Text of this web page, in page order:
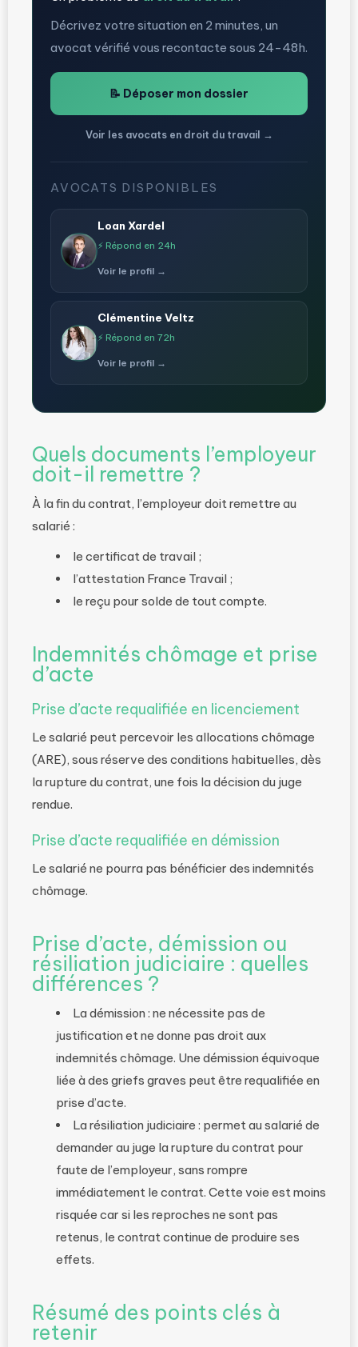
Décrivez votre situation en 2 minutes, un
avocat vérifié vous recontacte sous 24-48h.
📝 Déposer mon dossier
Voir les avocats en droit du travail →
AVOCATS DISPONIBLES
Loan Xardel
⚡ Répond en 24h
Voir le profil →
Clémentine Veltz
⚡ Répond en 72h
Voir le profil →
Quels documents l’employeur
doit-il remettre ?
À la fin du contrat, l’employeur doit remettre au
salarié :
le certificat de travail ;
l’attestation France Travail ;
le reçu pour solde de tout compte.
Indemnités chômage et prise
d’acte
Prise d’acte requalifiée en licenciement
Le salarié peut percevoir les allocations chômage
(ARE), sous réserve des conditions habituelles, dès
la rupture du contrat, une fois la décision du juge
rendue.
Prise d’acte requalifiée en démission
Le salarié ne pourra pas bénéficier des indemnités
chômage.
Prise d’acte, démission ou
résiliation judiciaire : quelles
différences ?
La démission : ne nécessite pas de
justification et ne donne pas droit aux
indemnités chômage. Une démission équivoque
liée à des griefs graves peut être requalifiée en
prise d’acte.
La résiliation judiciaire : permet au salarié de
demander au juge la rupture du contrat pour
faute de l’employeur, sans rompre
immédiatement le contrat. Cette voie est moins
risquée car si les reproches ne sont pas
retenus, le contrat continue de produire ses
effets.
Résumé des points clés à
retenir